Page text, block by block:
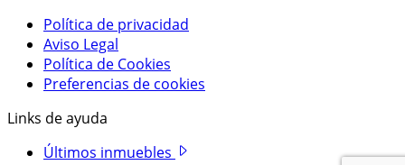
Política de privacidad
Aviso Legal
Política de Cookies
Preferencias de cookies
Links de ayuda
Últimos inmuebles